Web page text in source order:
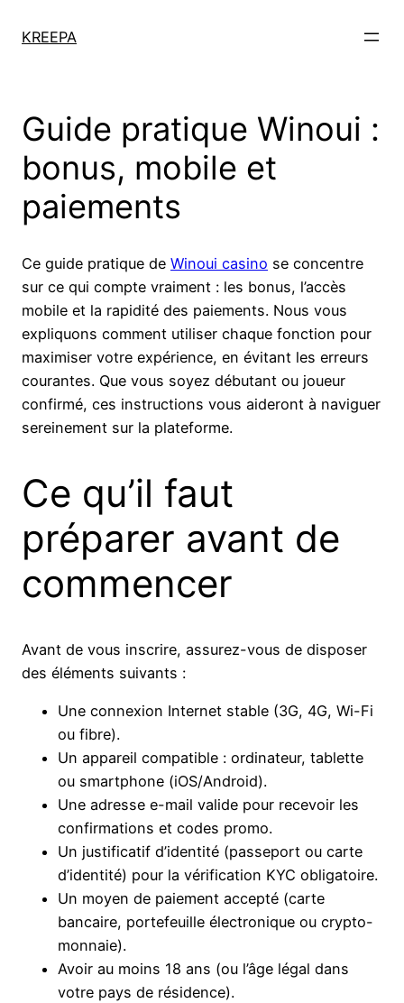
KREEPA
Guide pratique Winoui :
bonus, mobile et
paiements
Ce guide pratique de Winoui casino se concentre
sur ce qui compte vraiment : les bonus, l’accès
mobile et la rapidité des paiements. Nous vous
expliquons comment utiliser chaque fonction pour
maximiser votre expérience, en évitant les erreurs
courantes. Que vous soyez débutant ou joueur
confirmé, ces instructions vous aideront à naviguer
sereinement sur la plateforme.
Ce qu’il faut
préparer avant de
commencer
Avant de vous inscrire, assurez-vous de disposer
des éléments suivants :
Une connexion Internet stable (3G, 4G, Wi-Fi
ou fibre).
Un appareil compatible : ordinateur, tablette
ou smartphone (iOS/Android).
Une adresse e-mail valide pour recevoir les
confirmations et codes promo.
Un justificatif d’identité (passeport ou carte
d’identité) pour la vérification KYC obligatoire.
Un moyen de paiement accepté (carte
bancaire, portefeuille électronique ou crypto-
monnaie).
Avoir au moins 18 ans (ou l’âge légal dans
votre pays de résidence).